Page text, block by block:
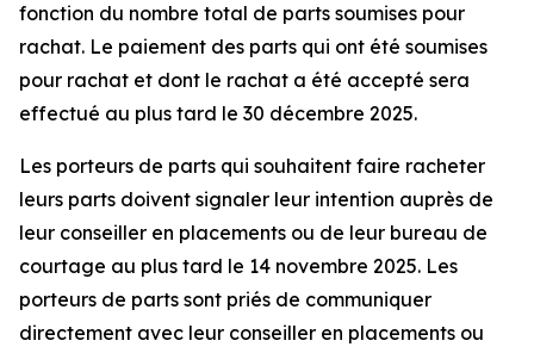
fonction du nombre total de parts soumises pour
rachat. Le paiement des parts qui ont été soumises
pour rachat et dont le rachat a été accepté sera
effectué au plus tard le 30 décembre 2025.
Les porteurs de parts qui souhaitent faire racheter
leurs parts doivent signaler leur intention auprès de
leur conseiller en placements ou de leur bureau de
courtage au plus tard le 14 novembre 2025. Les
porteurs de parts sont priés de communiquer
directement avec leur conseiller en placements ou